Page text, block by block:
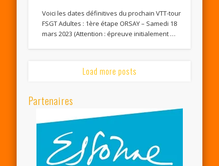
Voici les dates définitives du prochain VTT-tour
FSGT Adultes : 1ère étape ORSAY – Samedi 18
mars 2023 (Attention : épreuve initialement …
Load more posts
Partenaires